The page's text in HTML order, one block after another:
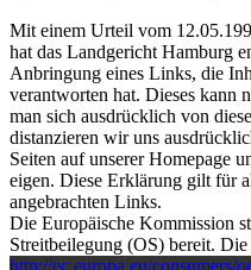
Mit einem Urteil vom
hat das Landgericht Hamburg
Anbringung eines Links, die
verantworten hat. Dieses kann
man sich ausdrücklich von
distanzieren wir uns
Seiten auf unserer Homepage
eigen. Diese Erklärung gilt für
angebrachten Links.
Die Europäische Kommission
Streitbeilegung (OS) bereit.